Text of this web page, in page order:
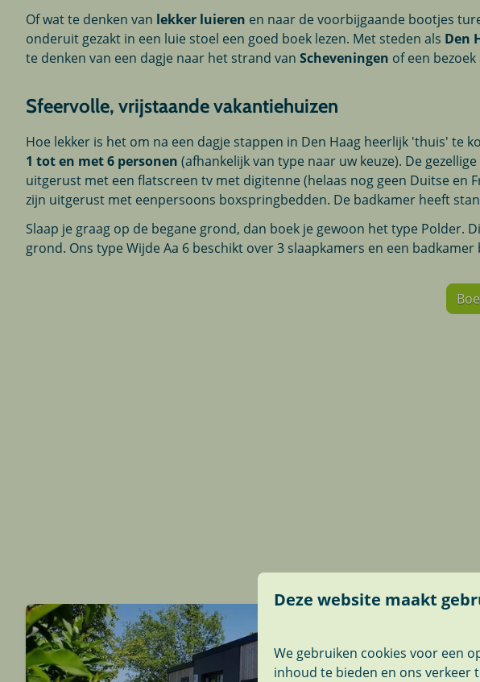
Of wat te denken van lekker luieren en naar de voorbijgaande bootjes
onderuit gezakt in een luie stoel een goed boek lezen. Met steden als Den
te denken van een dagje naar het strand vanScheveningen of een bezoek
Sfeervolle, vrijstaande vakantiehuizen
Hoe lekker is het om na een dagje stappen in Den Haag heerlijk 'thuis' te
1 tot en met 6 personen (afhankelijk van type naar uw keuze). De
uitgerust met een flatscreen tv met digitenne (helaas nog geen Duitse en
zijn uitgerust met eenpersoons boxspringbedden. De badkamer heeft
Slaap je graag op de begane grond, dan boek je gewoon het type
grond. Ons type Wijde Aa 6 beschikt over 3 slaapkamers en een
Deze website maakt
We gebruiken cookies voor een
inhoud te bieden en ons verkeer